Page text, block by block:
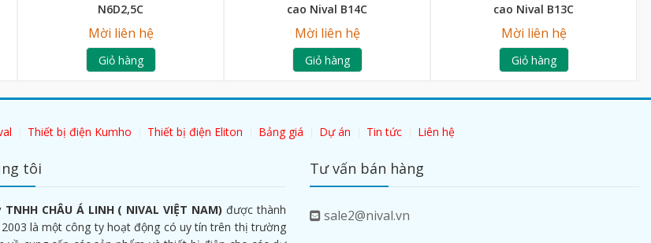
N6D2,5C
Mời liên hệ
Giỏ hàng
cao Nival B14C
Mời liên hệ
Giỏ hàng
cao Nival B13C
Mời liên hệ
Giỏ hàng
Thiết bị điện Kumho Thiết bị điện Eliton Bảng giá Dự án Tin tức Liên hệ
tôi
CHÂU Á LINH ( NIVAL VIỆT NAM) được thành
là một công ty hoạt động có uy tín trên thị trường
Tư vấn bán hàng
sale2@nival.vn